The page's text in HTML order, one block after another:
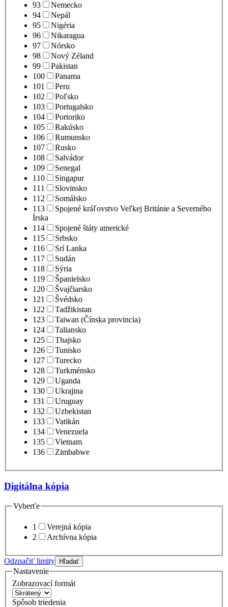
93
Nemecko
94
Nepál
95
Nigéria
96
Nikaragua
97
Nórsko
98
Nový Zéland
99
Pakistan
100
Panama
101
Peru
102
Poľsko
103
Portugalsko
104
Portoriko
105
Rakúsko
106
Rumunsko
107
Rusko
108
Salvádor
109
Senegal
110
Singapur
111
Slovinsko
112
Somálsko
113
Spojené kráľovstvo Veľkej Británie a Severného
Írska
114
Spojené štáty americké
115
Srbsko
116
Srí Lanka
117
Sudán
118
Sýria
119
Španielsko
120
Švajčiarsko
121
Švédsko
122
Tadžikistan
123
Taiwan (Čínska provincia)
124
Taliansko
125
Thajsko
126
Tunisko
127
Turecko
128
Turkménsko
129
Uganda
130
Ukrajina
131
Uruguay
132
Uzbekistan
133
Vatikán
134
Venezuela
135
Vietnam
136
Zimbabwe
Digitálna kópia
Vyberťe
1
Verejná kópia
2
Archívna kópia
Odznačiť limity Hľadať
Nastavenie
Zobrazovací formát
Spôsob triedenia